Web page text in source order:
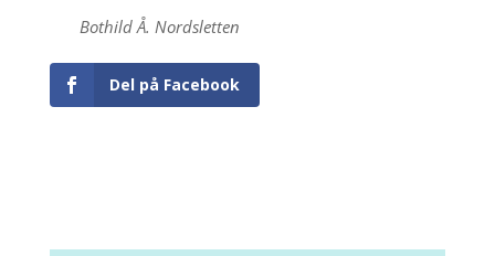
Bothild Å. Nordsletten
Del på Facebook